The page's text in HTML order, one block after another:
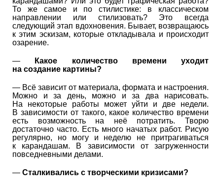
То же самое и по стилистике: в классическом
направлении или стилизовать? Это всегда
следующий этап вдохновения. Бывает, возвращаюсь
к этим эскизам, которые откладывала и происходит
озарение.
—
Какое количество времени уходит
на создание картины?
— Всё зависит от материала, формата и настроения.
Можно и за день, можно и за два нарисовать.
На некоторые работы может уйти и две недели.
В зависимости от такого, какое количество времени
есть возможность на неё потратить. Творю
достаточно часто. Есть много начатых работ. Рисую
регулярно, но могу и неделю не притрагиваться
к карандашам. В зависимости от загруженности
повседневными делами.
— Сталкивались с творческими кризисами?